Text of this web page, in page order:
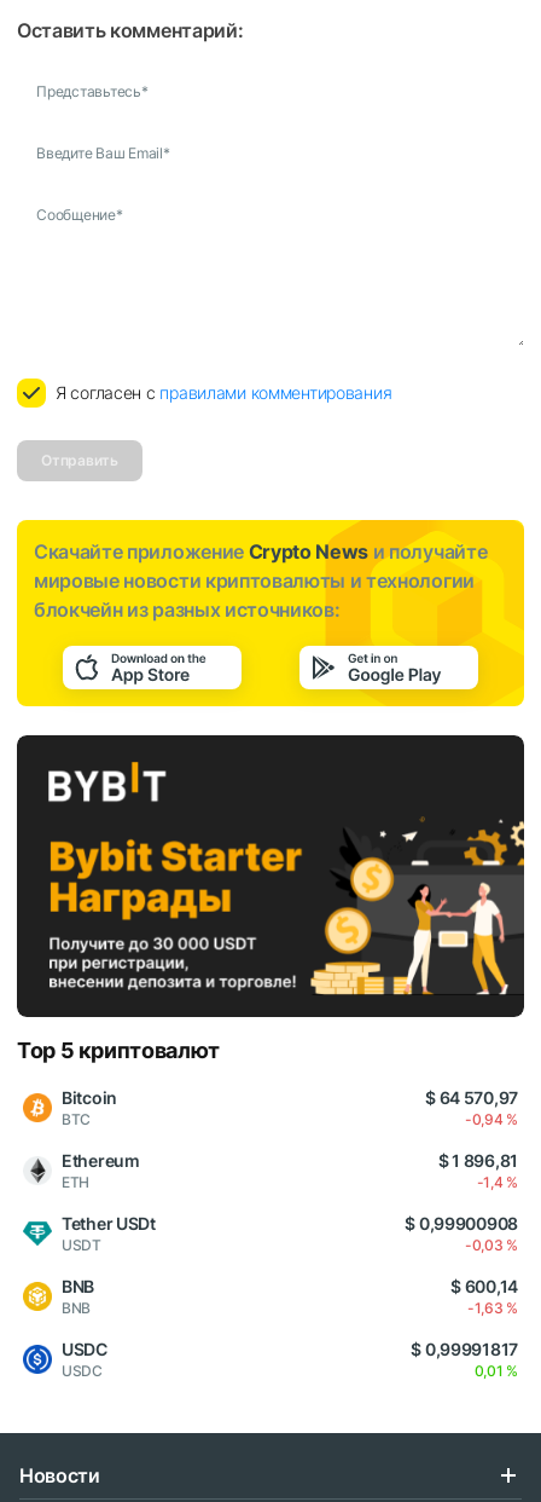
Оставить комментарий:
Представьтесь*
Введите Ваш Email*
Сообщение*
Я согласен с правилами комментирования
Отправить
Скачайте приложение Crypto News и получайте
мировые новости криптовалюты и технологии
блокчейн из разных источников:
Top 5 криптовалют
Bitcoin
BTC
$ 64 570,97
-0,94 %
Ethereum
ETH
$ 1 896,81
-1,4 %
Tether USDt
USDT
$ 0,99900908
-0,03 %
BNB
BNB
$ 600,14
-1,63 %
USDC
USDC
$ 0,99991817
0,01 %
Новости